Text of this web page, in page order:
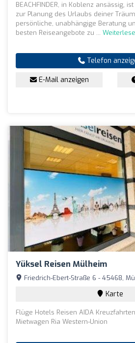
BEACHFINDER, in Koblenz ansässig,
zur Planung des Urlaubs deiner
persönliche, unabhängige Beratung
besten Reiseangebote zu ...
Telefon
E-Mail anzeigen
Yüksel Reisen Mülheim
Friedrich-Ebert-Straße 6 - 45468,
Karte
Flüge Hotels Reisen AIDA
Mietwagen Ria Western-Union